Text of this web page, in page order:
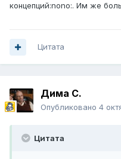
концепций:nono:. Им же
Цитата
Дима С.
Опубликовано 4
Цитата